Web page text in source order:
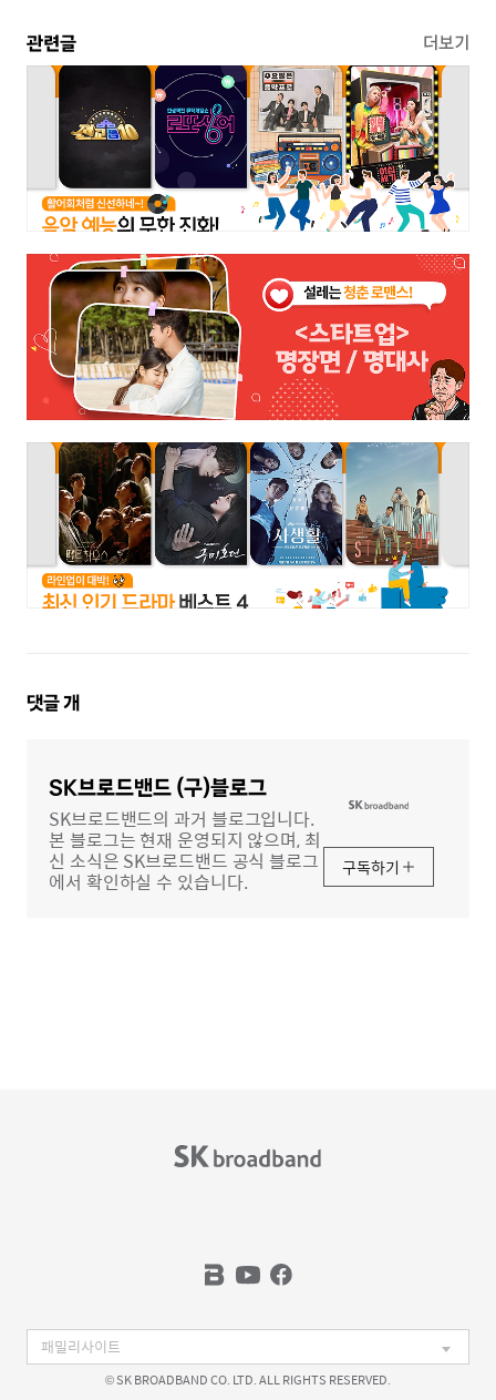
관련글 더보기
댓
댓글개
SK브로드밴드 (구)블로그
SK브로드밴드의 과거 블로그입니다.
본 블로그는 현재 운영되지 않으며, 최
신 소식은 SK브로드밴드 공식 블로그
에서 확인하실 수 있습니다.
구독하기
© SK BROADBAND CO. LTD. ALL RIGHTS RESERVED.